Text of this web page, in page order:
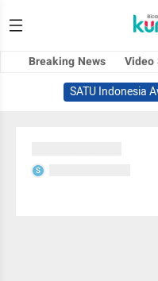
Breaking News Video
SATU Indonesia
S